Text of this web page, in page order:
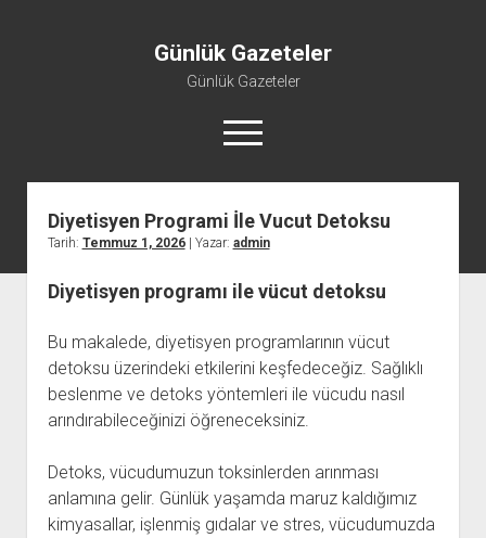
Günlük Gazeteler
Günlük Gazeteler
menüyü
aç
Diyetisyen Programi İle Vucut Detoksu
Tarih: Temmuz 1, 2026| Yazar: admin
Diyetisyen programı ile vücut detoksu
Bu makalede, diyetisyen programlarının vücut
detoksu üzerindeki etkilerini keşfedeceğiz. Sağlıklı
beslenme ve detoks yöntemleri ile vücudu nasıl
arındırabileceğinizi öğreneceksiniz.
Detoks, vücudumuzun toksinlerden arınması
anlamına gelir. Günlük yaşamda maruz kaldığımız
kimyasallar, işlenmiş gıdalar ve stres, vücudumuzda